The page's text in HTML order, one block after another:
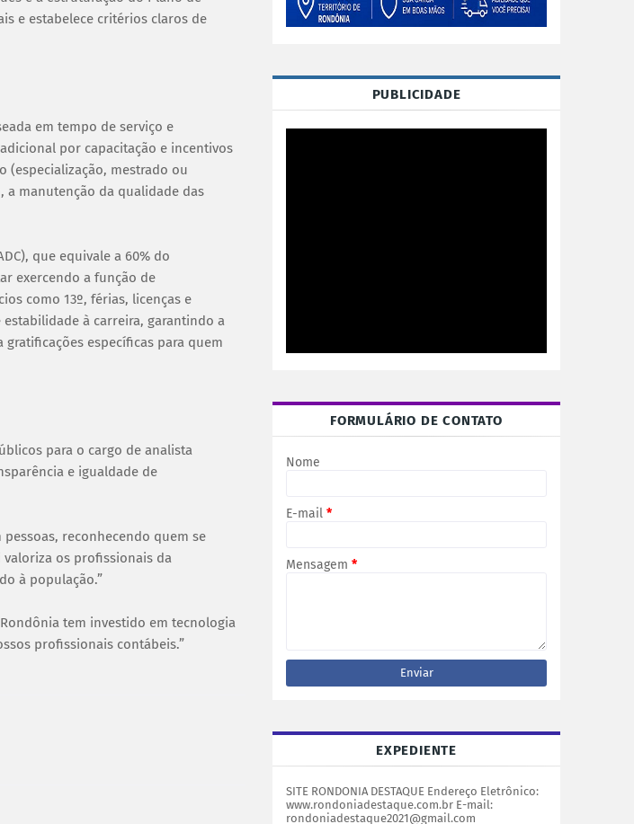
e estabelece critérios claros de
em tempo de serviço e
por capacitação e incentivos
(especialização, mestrado ou
a manutenção da qualidade das
que equivale a 60% do
exercendo a função de
como 13º, férias, licenças e
à carreira, garantindo a
específicas para quem
para o cargo de analista
e igualdade de
reconhecendo quem se
os profissionais da
à população.”
tem investido em tecnologia
profissionais contábeis.”
PUBLICIDADE
FORMULÁRIO DE CONTATO
Nome
E-mail *
Mensagem *
EXPEDIENTE
SITE RONDONIA DESTAQUE Endereço Eletrônico:
www.rondoniadestaque.com.br E-mail:
rondoniadestaque2021@gmail.com